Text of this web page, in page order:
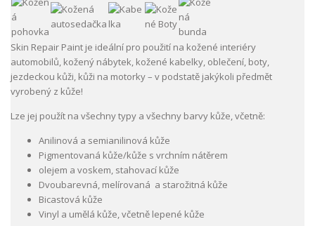
Skin Repair Paint je ideální pro použití na kožené interiéry
automobilů, kožený nábytek, kožené kabelky, oblečení, boty,
jezdeckou kůži, kůži na motorky – v podstatě jakýkoli předmět
vyrobený z kůže!
Lze jej použít na všechny typy a všechny barvy kůže, včetně:
Anilinová a semianilinová kůže
Pigmentovaná kůže/kůže s vrchním nátěrem
olejem a voskem, stahovací kůže
Dvoubarevná, melírovaná a starožitná kůže
Bicastová kůže
Vinyl a umělá kůže, včetně lepené kůže